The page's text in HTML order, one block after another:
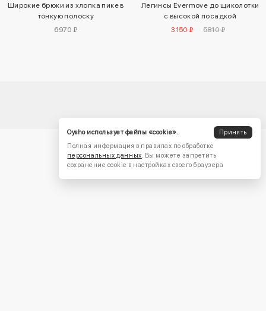
Широкие брюки из хлопка пике в
тонкую полоску
6970 ₽
Легинсы Evermove до щиколотки
с высокой посадкой
3150 ₽
5810 ₽
Oysho использует файлы «cookie».
Принять
Полная информация в правилах по обработке
персональных данных. Вы можете запретить
сохранение cookie в настройках своего браузера